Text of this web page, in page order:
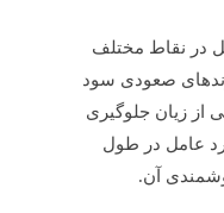
مختلف
صعودی سود
جلوگیری
در طول
آن.